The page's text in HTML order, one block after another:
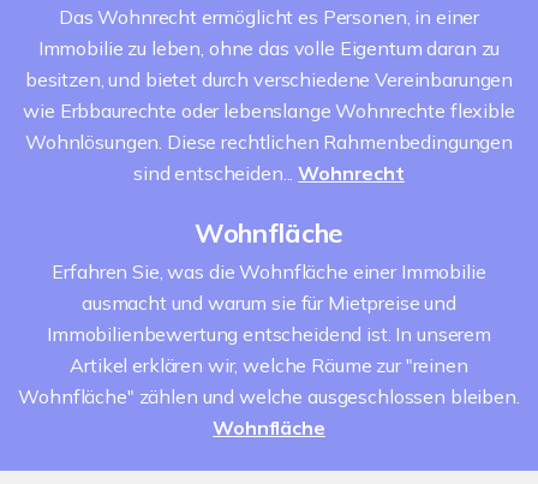
Das Wohnrecht ermöglicht es Personen, in einer
Immobilie zu leben, ohne das volle Eigentum daran zu
besitzen, und bietet durch verschiedene Vereinbarungen
wie Erbbaurechte oder lebenslange Wohnrechte flexible
Wohnlösungen. Diese rechtlichen Rahmenbedingungen
sind entscheiden...Wohnrecht
Wohnfläche
Erfahren Sie, was die Wohnfläche einer Immobilie
ausmacht und warum sie für Mietpreise und
Immobilienbewertung entscheidend ist. In unserem
Artikel erklären wir, welche Räume zur "reinen
Wohnfläche" zählen und welche ausgeschlossen bleiben.
Wohnfläche